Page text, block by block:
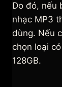
Do đó, nếu
nhạc MP3
dùng. Nếu
chọn loại
128GB.